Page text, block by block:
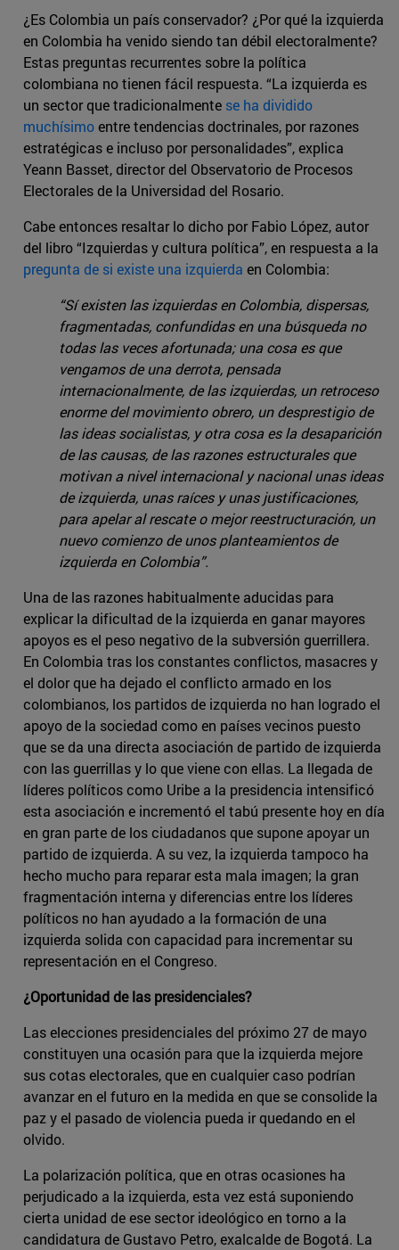
¿Es Colombia un país conservador? ¿Por qué la izquierda
en Colombia ha venido siendo tan débil electoralmente?
Estas preguntas recurrentes sobre la política
colombiana no tienen fácil respuesta. “La izquierda es
un sector que tradicionalmente se ha dividido
muchísimoentre tendencias doctrinales, por razones
estratégicas e incluso por personalidades”, explica
Yeann Basset, director del Observatorio de Procesos
Electorales de la Universidad del Rosario.
Cabe entonces resaltar lo dicho por Fabio López, autor
del libro “Izquierdas y cultura política”, en respuesta a la
pregunta de si existe una izquierda en Colombia:
“Sí existen las izquierdas en Colombia, dispersas,
fragmentadas, confundidas en una búsqueda no
todas las veces afortunada; una cosa es que
vengamos de una derrota, pensada
internacionalmente, de las izquierdas, un retroceso
enorme del movimiento obrero, un desprestigio de
las ideas socialistas, y otra cosa es la desaparición
de las causas, de las razones estructurales que
motivan a nivel internacional y nacional unas ideas
de izquierda, unas raíces y unas justificaciones,
para apelar al rescate o mejor reestructuración, un
nuevo comienzo de unos planteamientos de
izquierda en Colombia”.
Una de las razones habitualmente aducidas para
explicar la dificultad de la izquierda en ganar mayores
apoyos es el peso negativo de la subversión guerrillera.
En Colombia tras los constantes conflictos, masacres y
el dolor que ha dejado el conflicto armado en los
colombianos, los partidos de izquierda no han logrado el
apoyo de la sociedad como en países vecinos puesto
que se da una directa asociación de partido de izquierda
con las guerrillas y lo que viene con ellas. La llegada de
líderes políticos como Uribe a la presidencia intensificó
esta asociación e incrementó el tabú presente hoy en día
en gran parte de los ciudadanos que supone apoyar un
partido de izquierda. A su vez, la izquierda tampoco ha
hecho mucho para reparar esta mala imagen; la gran
fragmentación interna y diferencias entre los líderes
políticos no han ayudado a la formación de una
izquierda solida con capacidad para incrementar su
representación en el Congreso.
¿Oportunidad de las presidenciales?
Las elecciones presidenciales del próximo 27 de mayo
constituyen una ocasión para que la izquierda mejore
sus cotas electorales, que en cualquier caso podrían
avanzar en el futuro en la medida en que se consolide la
paz y el pasado de violencia pueda ir quedando en el
olvido.
La polarización política, que en otras ocasiones ha
perjudicado a la izquierda, esta vez está suponiendo
cierta unidad de ese sector ideológico en torno a la
candidatura de Gustavo Petro, exalcalde de Bogotá. La